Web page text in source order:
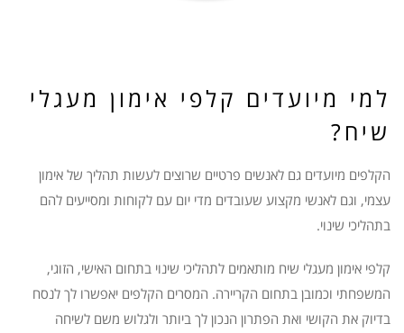
למי מיועדים קלפי אימון מעגלי
שיח?
הקלפים מיועדים גם לאנשים פרטיים שרוצים לעשות תהליך של אימון
עצמי, וגם לאנשי מקצוע שעובדים מדי יום עם לקוחות ומסייעים להם
בתהליכי שינוי.
קלפי אימון מעגלי שיח מותאמים לתהליכי שינוי בתחום האישי, הזוגי,
המשפחתי וכמובן בתחום הקריירה. המסרים הקלפים יאפשרו לך לנסח
בדיוק את הקושי ואת הפתרון הנכון לך ביותר ולגלוש משם לשיחה